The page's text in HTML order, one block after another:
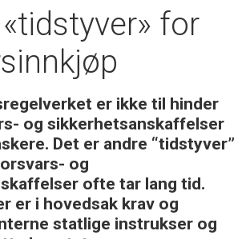
for
er ikke til hinder
og sikkerhetsanskaffelser
Det er andre “tidstyver”
og
ofte tar lang tid.
er i hovedsak krav og
statlige instrukser og